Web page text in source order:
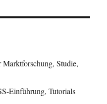
Marktforschung, Studie,
Einführung, Tutorials